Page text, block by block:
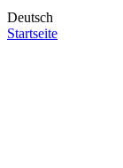
Deutsch
Startseite